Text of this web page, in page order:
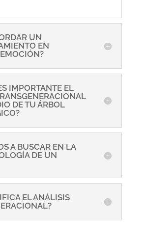
UN
EN
IMPORTANTE EL
DE TU ÁRBOL
A BUSCAR EN LA
DE UN
EL ANÁLISIS